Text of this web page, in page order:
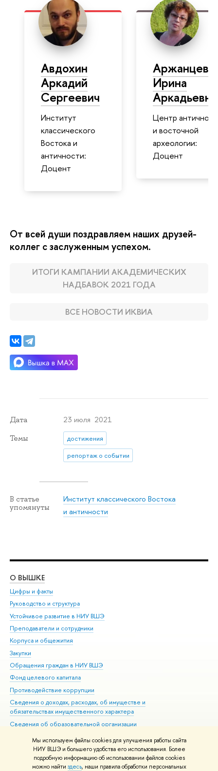
Мы используем файлы cookies для улучшения работы сайта
НИУ ВШЭ и большего удобства его использования. Более
подробную информацию об использовании файлов cookies
можно найти здесь, наши правила обработки персональных
Авдохин
Аркадий
Сергеевич
Институт
классического
Востока и
античности:
Доцент
Аржанцева
Ирина
Аркадьевна
Центр античной
и восточной
археологии:
Доцент
От всей души поздравляем наших друзей-
коллег с заслуженным успехом.
ИТОГИ КАМПАНИИ АКАДЕМИЧЕСКИХ
НАДБАВОК 2021 ГОДА
ВСЕ НОВОСТИ ИКВИА
Дата 23 июля 2021
Темы
достижения
репортаж о событии
В статье
упомянуты
Институт классического Востока
и античности
О ВЫШКЕ
Цифры и факты
Руководство и структура
Устойчивое развитие в НИУ ВШЭ
Преподаватели и сотрудники
Корпуса и общежития
Закупки
Обращения граждан в НИУ ВШЭ
Фонд целевого капитала
Противодействие коррупции
Сведения о доходах, расходах, об имуществе и
обязательствах имущественного характера
Сведения об образовательной организации
Людям с ограниченными возможностями здоровья
Единая платежная страница
Работа в Вышке